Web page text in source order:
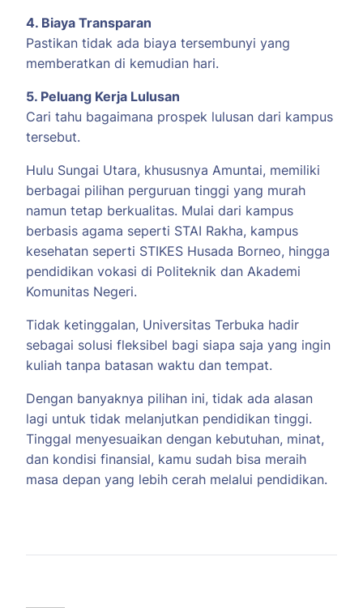
4. Biaya Transparan
Pastikan tidak ada biaya tersembunyi yang
memberatkan di kemudian hari.
5. Peluang Kerja Lulusan
Cari tahu bagaimana prospek lulusan dari kampus
tersebut.
Hulu Sungai Utara, khususnya Amuntai, memiliki
berbagai pilihan perguruan tinggi yang murah
namun tetap berkualitas. Mulai dari kampus
berbasis agama seperti STAI Rakha, kampus
kesehatan seperti STIKES Husada Borneo, hingga
pendidikan vokasi di Politeknik dan Akademi
Komunitas Negeri.
Tidak ketinggalan, Universitas Terbuka hadir
sebagai solusi fleksibel bagi siapa saja yang ingin
kuliah tanpa batasan waktu dan tempat.
Dengan banyaknya pilihan ini, tidak ada alasan
lagi untuk tidak melanjutkan pendidikan tinggi.
Tinggal menyesuaikan dengan kebutuhan, minat,
dan kondisi finansial, kamu sudah bisa meraih
masa depan yang lebih cerah melalui pendidikan.